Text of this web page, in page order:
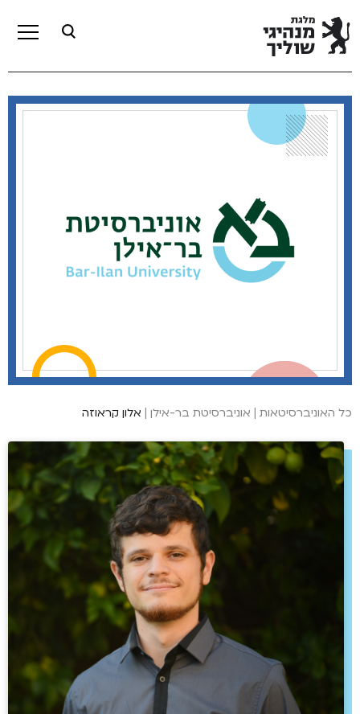
כל האוניברסיטאות | אוניברסיטת בר-אילן | אלון קראוזה